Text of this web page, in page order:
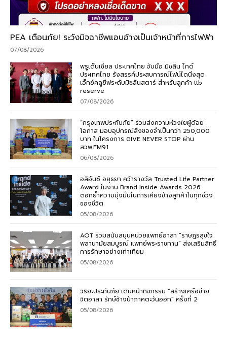
PEA เตือนภัย! ระวังมิจฉาชีพแอบอ้างเป็นเจ้าหน้าที่การไฟฟ้า
07/08/2026
พรูเด็นเชียล ประเทศไทย จับมือ มิชลิน ไกด์
ประเทศไทย รังสรรค์ประสบการณ์ไฟน์ไดนิ่งสุด
เอ็กซ์คลูซีฟระดับมิชลินสตาร์ สำหรับลูกค้า ttb
reserve
07/08/2026
“กรุงเทพประกันภัย” ร่วมส่งความห่วงใยผู้ด้อย
โอกาส มอบอุปกรณ์สิ่งของจำเป็นกว่า 250,000
บาท ในโครงการ GIVE NEVER STOP ผ่าน
สวพ.FM91
06/08/2026
อลิอันซ์ อยุธยา คว้ารางวัล Trusted Life Partner
Award ในงาน Brand Inside Awards 2026
ตอกย้ำความมุ่งมั่นในการเคียงข้างลูกค้าในทุกช่วง
ของชีวิต
05/08/2026
AOT ร่วมสนับสนุนหน่วยแพทย์อาสา “ราษฎรสุขใจ
พลานามัยสมบูรณ์ แพทย์พระราชทาน” ส่งเสริมสิทธิ์
การรักษาอย่างเท่าเทียม
05/08/2026
วิริยะประกันภัย เดินหน้ากิจกรรม “สร้างเครือข่าย
จิตอาสา รักษ์ช้างป่าภาคตะวันออก” ครั้งที่ 2
05/08/2026